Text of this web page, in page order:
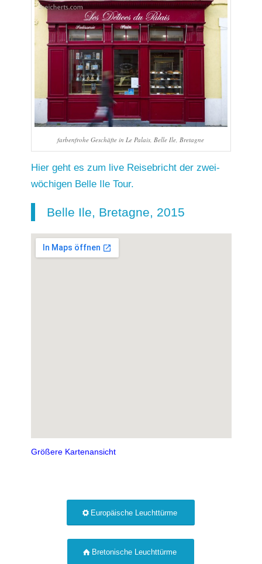
farbenfrohe Geschäfte in Le Palais, Belle Ile, Bretagne
Hier geht es zum live Reisebricht der zwei-
wöchigen Belle Ile Tour.
Belle Ile, Bretagne, 2015
Größere Kartenansicht
Europäische Leuchttürme
Bretonische Leuchttürme